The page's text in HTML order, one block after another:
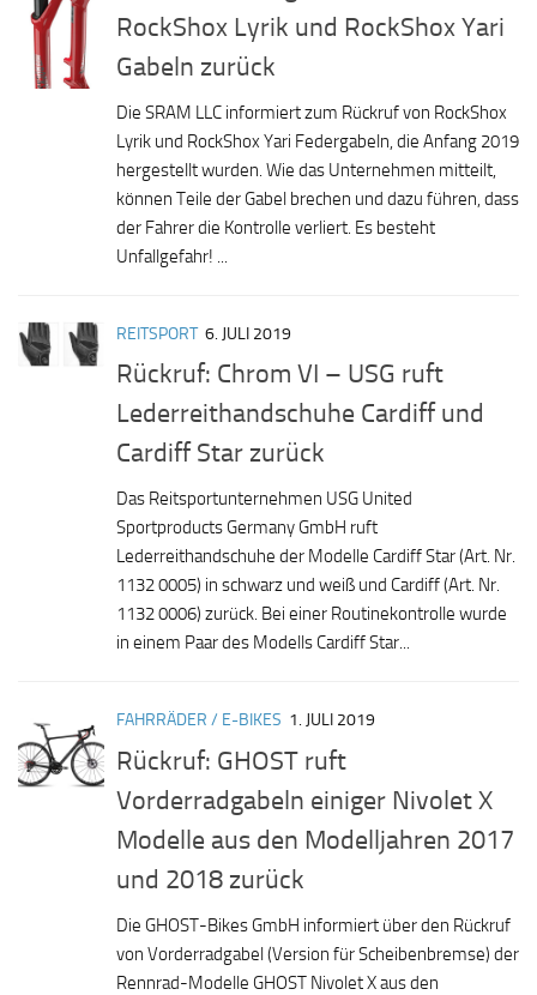
RockShox Lyrik und RockShox Yari
Gabeln zurück
Die SRAM LLC informiert zum Rückruf von RockShox
Lyrik und RockShox Yari Federgabeln, die Anfang 2019
hergestellt wurden. Wie das Unternehmen mitteilt,
können Teile der Gabel brechen und dazu führen, dass
der Fahrer die Kontrolle verliert. Es besteht
Unfallgefahr! ...
REITSPORT 6. JULI 2019
Rückruf: Chrom VI – USG ruft
Lederreithandschuhe Cardiff und
Cardiff Star zurück
Das Reitsportunternehmen USG United
Sportproducts Germany GmbH ruft
Lederreithandschuhe der Modelle Cardiff Star (Art. Nr.
1132 0005) in schwarz und weiß und Cardiff (Art. Nr.
1132 0006) zurück. Bei einer Routinekontrolle wurde
in einem Paar des Modells Cardiff Star...
FAHRRÄDER / E-BIKES 1. JULI 2019
Rückruf: GHOST ruft
Vorderradgabeln einiger Nivolet X
Modelle aus den Modelljahren 2017
und 2018 zurück
Die GHOST-Bikes GmbH informiert über den Rückruf
von Vorderradgabel (Version für Scheibenbremse) der
Rennrad-Modelle GHOST Nivolet X aus den